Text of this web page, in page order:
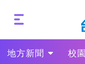
地方新聞 校園